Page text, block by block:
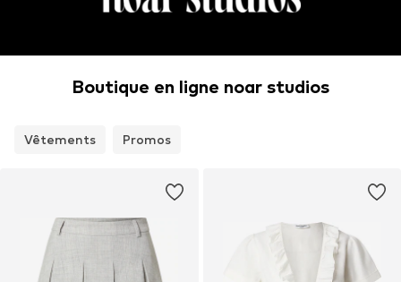
Boutique en ligne noar studios
Vêtements Promos